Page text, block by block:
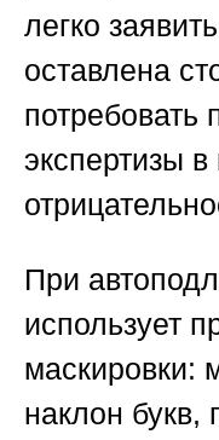
легко
оставлена
потребовать
экспертизы
При
использует
маскировки:
наклон букв,